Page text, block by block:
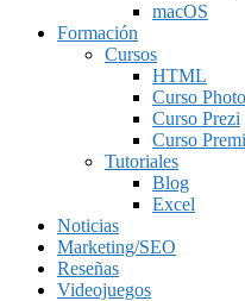
macOS
Formación
Cursos
HTML
Curso
Curso Prezi
Curso
Tutoriales
Blog
Excel
Noticias
Marketing/SEO
Reseñas
Videojuegos